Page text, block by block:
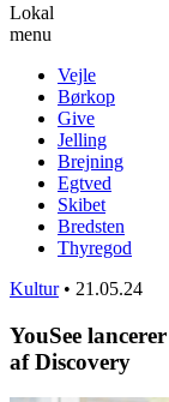
Lokal
menu
Vejle
Børkop
Give
Jelling
Brejning
Egtved
Skibet
Bredsten
Thyregod
Kultur • 21.05.24
YouSee
af Discovery